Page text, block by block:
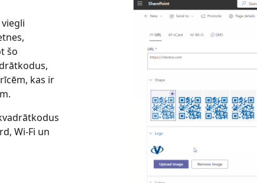
šo
kas ir
Wi-Fi un